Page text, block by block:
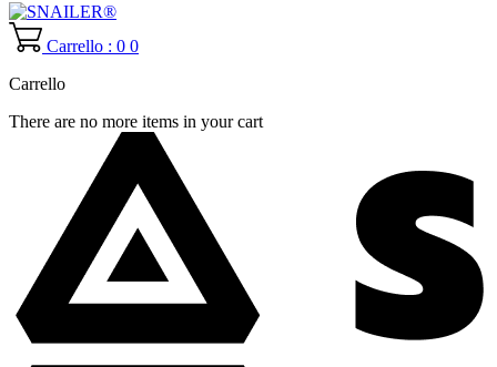
Carrello : 0 0
Carrello
There are no more items in your cart